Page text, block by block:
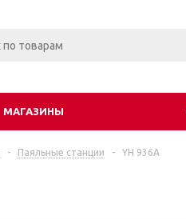
МАГАЗИНЫ
- Паяльные станции - YH 936A